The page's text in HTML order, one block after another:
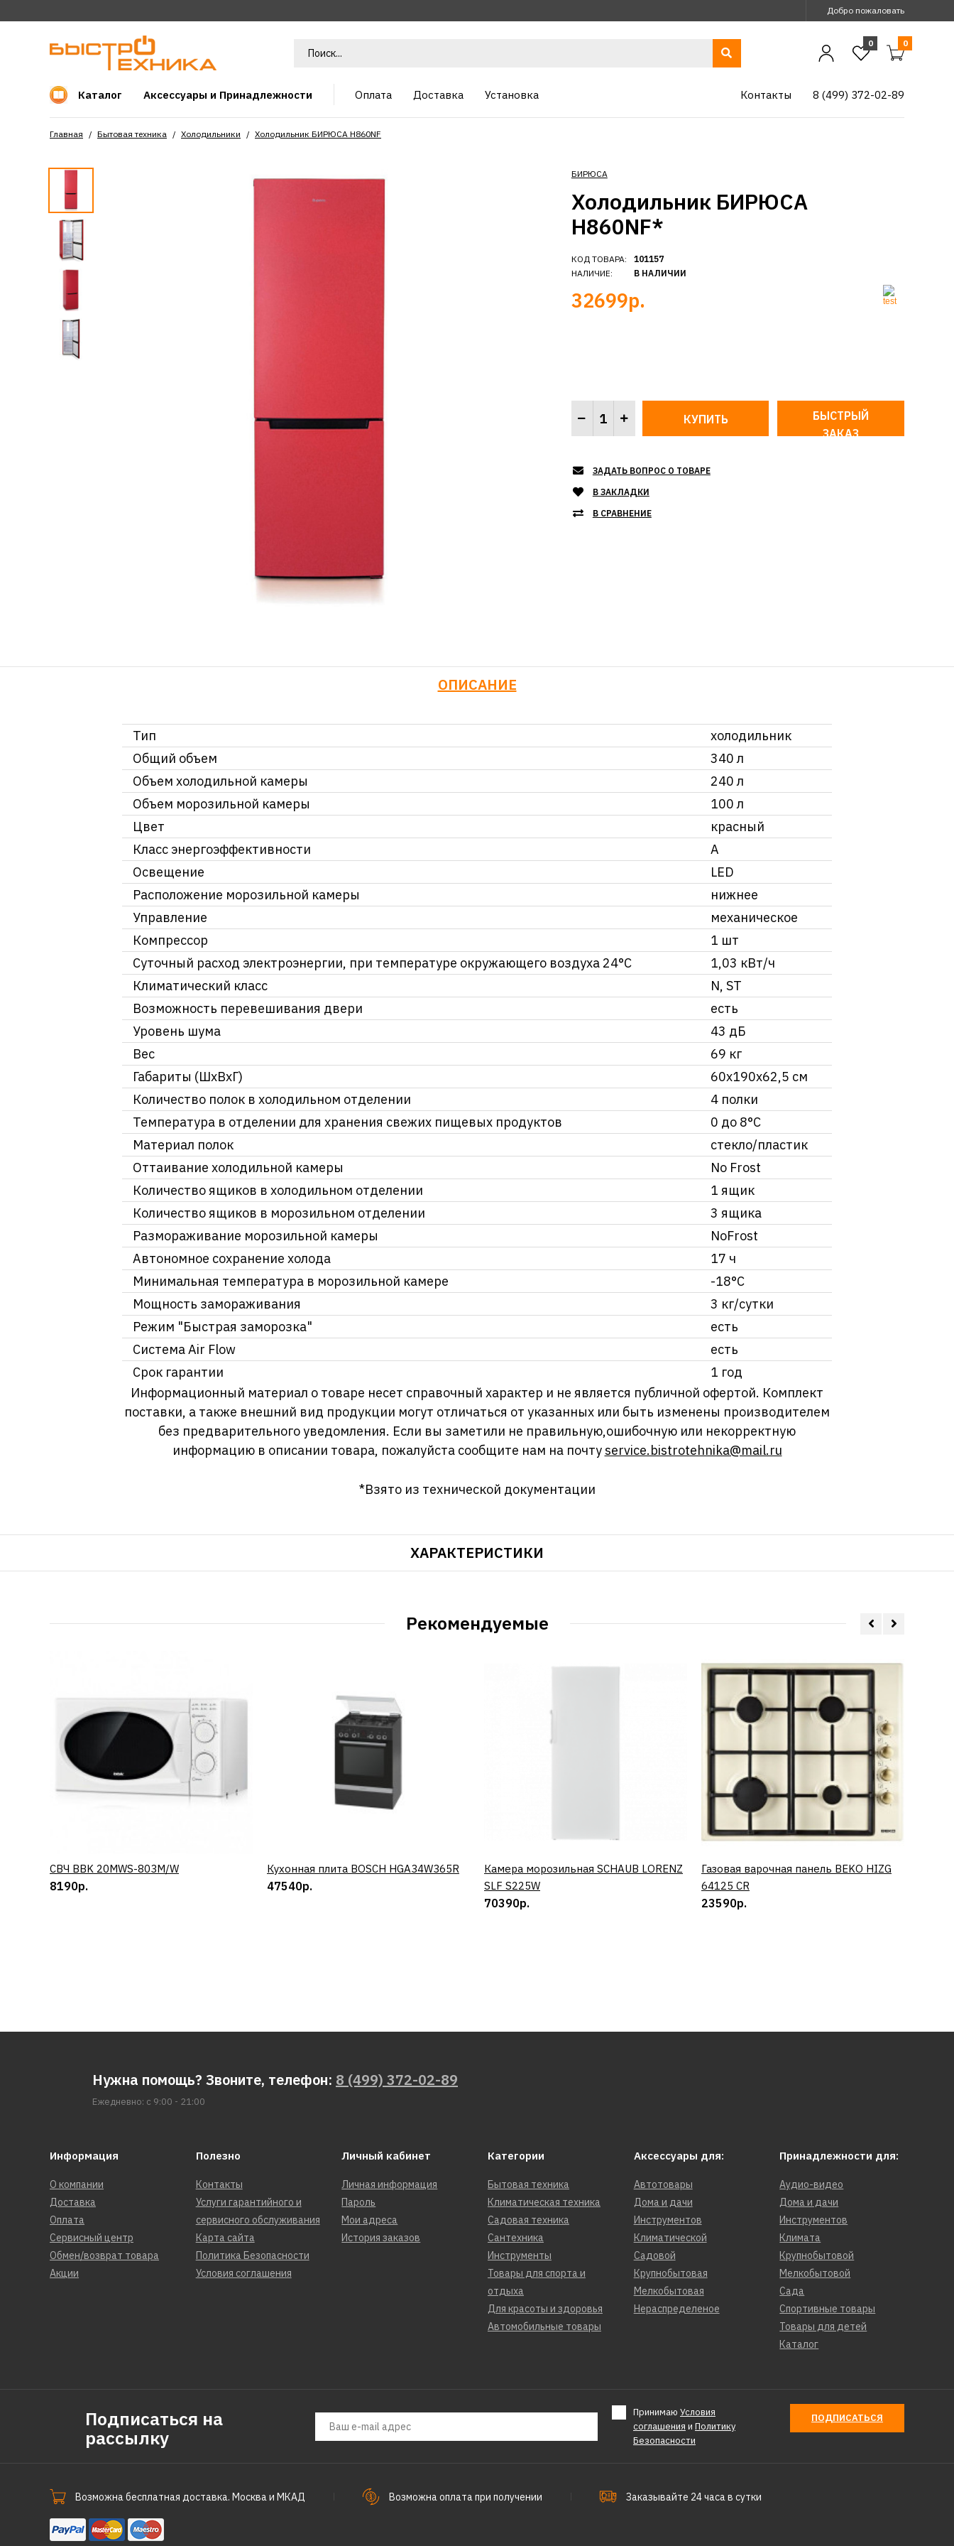
Добро пожаловать
0 0
Каталог Аксессуары и Принадлежности Оплата Доставка 8 (499) 372-02-89
Контакты
Установка
Главная Бытовая техника Холодильники Холодильник БИРЮСА H860NF
БИРЮСА
Холодильник БИРЮСА
H860NF*
КОД ТОВАРА:
НАЛИЧИЕ:
101157
В НАЛИЧИИ
32699р.
БЫСТРЫЙ
ЗАКАЗ
ЗАДАТЬ ВОПРОС О ТОВАРЕ
В ЗАКЛАДКИ
В СРАВНЕНИЕ
ОПИСАНИЕ
Тип
холодильник
Общий объем
340 л
Объем холодильной камеры
240 л
Объем морозильной камеры
100 л
Цвет
красный
Класс энергоэффективности
A
Освещение
LED
Расположение морозильной камеры
нижнее
Управление
механическое
Компрессор
1 шт
Суточный расход электроэнергии, при температуре окружающего воздуха 24°C
1,03 кВт/ч
Климатический класс
N, ST
Возможность перевешивания двери
есть
Уровень шума
43 дБ
Вес
69 кг
Габариты (ШхВхГ)
60х190х62,5 см
Количество полок в холодильном отделении
4 полки
Температура в отделении для хранения свежих пищевых продуктов
0 до 8°C
Материал полок
стекло/пластик
Оттаивание холодильной камеры
No Frost
Количество ящиков в холодильном отделении
1 ящик
Количество ящиков в морозильном отделении
3 ящика
Размораживание морозильной камеры
NoFrost
Автономное сохранение холода
17 ч
Минимальная температура в морозильной камере
-18°C
Мощность замораживания
3 кг/сутки
Режим "Быстрая заморозка"
есть
Система Air Flow
есть
Срок гарантии
1 год
Информационный материал о товаре несет справочный характер и не является публичной офертой. Комплект
поставки, а также внешний вид продукции могут отличаться от указанных или быть изменены производителем
без предварительного уведомления. Если вы заметили не правильную,ошибочную или некорректную
информацию в описании товара, пожалуйста сообщите нам на почтуservice.bistrotehnika@mail.ru
*Взято из технической документации
ХАРАКТЕРИСТИКИ
Рекомендуемые
КУПИТЬ
СВЧ BBK 20MWS-803M/W
8190р.
КУПИТЬ
Кухонная плита BOSCH HGA34W365R
47540р.
КУПИТЬ
Камера морозильная SCHAUB LORENZ
SLF S225W
70390р.
КУПИТЬ
Газовая варочная панель BEKO HIZG
64125 CR
23590р.
Нужна помощь? Звоните, телефон: 8 (499) 372-02-89
Ежедневно: с 9:00 - 21:00
Информация
О компании
Доставка
Оплата
Сервисный центр
Обмен/возврат товара
Акции
Полезно
Контакты
Услуги гарантийного и
сервисного обслуживания
Карта сайта
Политика Безопасности
Условия соглашения
Личный кабинет
Личная информация
Пароль
Мои адреса
История заказов
Категории
Бытовая техника
Климатическая техника
Садовая техника
Сантехника
Инструменты
Товары для спорта и
отдыха
Для красоты и здоровья
Автомобильные товары
Аксессуары для:
Автотовары
Дома и дачи
Инструментов
Климатической
Садовой
Крупнобытовая
Мелкобытовая
Нераспределеное
Принадлежности для:
Аудио-видео
Дома и дачи
Инструментов
Климата
Крупнобытовой
Мелкобытовой
Сада
Спортивные товары
Товары для детей
Каталог
Подписаться на
рассылку
Принимаю Условия
соглашения и Политику
Безопасности
ПОДПИСАТЬСЯ
Возможна бесплатная доставка. Москва и МКАД Возможна оплата при получении Заказывайте 24 часа в сутки